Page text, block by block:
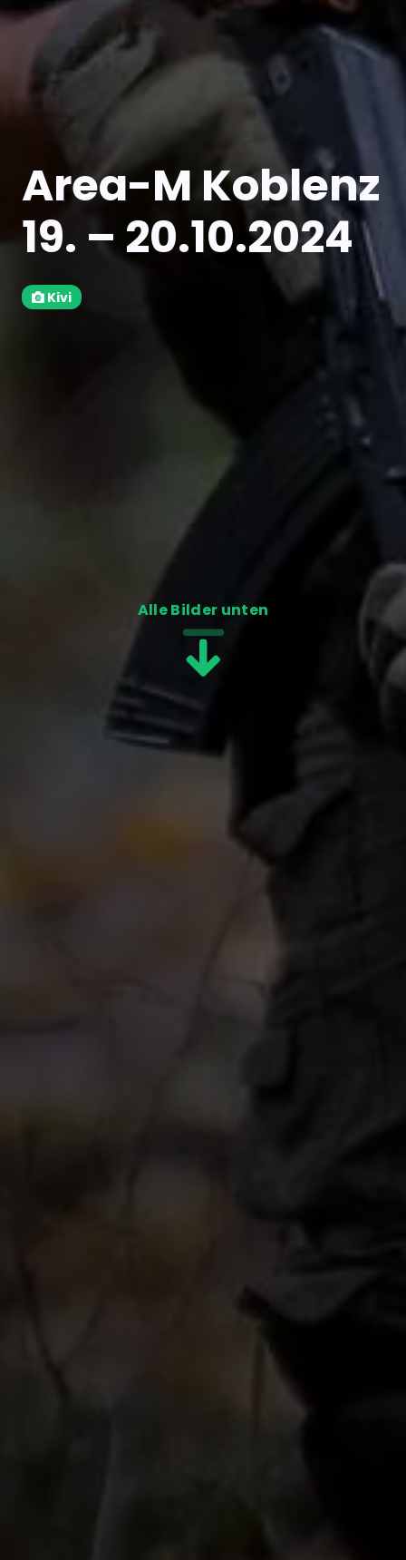
Area-M Koblenz
19. – 20.10.2024
Kivi
Alle Bilder unten